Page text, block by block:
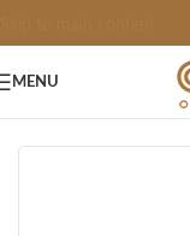
MENU
GARRAFAS e